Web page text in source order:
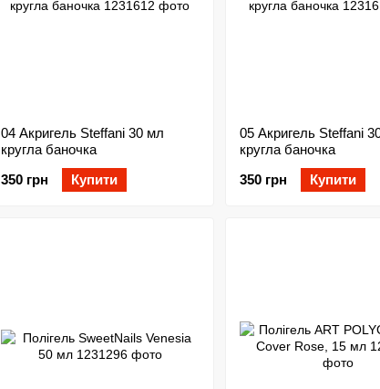
04 Акригель Steffani 30 мл
кругла баночка
350 грн
Купити
05 Акригель Steffani
кругла баночка
350 грн
Купити